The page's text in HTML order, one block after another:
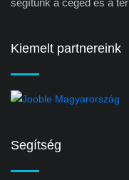
segítünk a céged és a
Kiemelt partnereink
Segítség